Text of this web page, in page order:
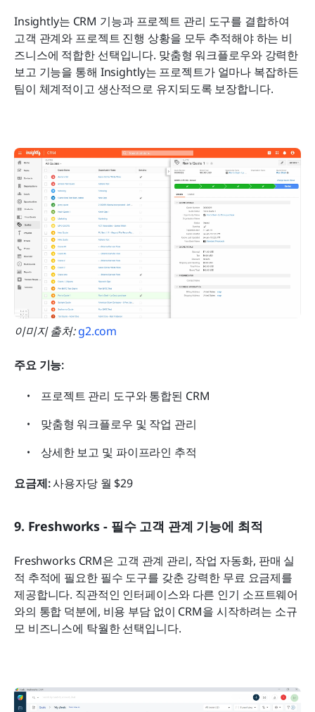
Insightly는 CRM 기능과 프로젝트 관리 도구를 결합하여
고객 관계와 프로젝트 진행 상황을 모두 추적해야 하는 비
즈니스에 적합한 선택입니다. 맞춤형 워크플로우와 강력한
보고 기능을 통해 Insightly는 프로젝트가 얼마나 복잡하든
팀이 체계적이고 생산적으로 유지되도록 보장합니다.
이미지 출처: g2.com
주요 기능:
프로젝트 관리 도구와 통합된 CRM
맞춤형 워크플로우 및 작업 관리
상세한 보고 및 파이프라인 추적
요금제: 사용자당 월 $29
9. Freshworks - 필수 고객 관계 기능에 최적
Freshworks CRM은 고객 관계 관리, 작업 자동화, 판매 실
적 추적에 필요한 필수 도구를 갖춘 강력한 무료 요금제를
제공합니다. 직관적인 인터페이스와 다른 인기 소프트웨어
와의 통합 덕분에, 비용 부담 없이 CRM을 시작하려는 소규
모 비즈니스에 탁월한 선택입니다.